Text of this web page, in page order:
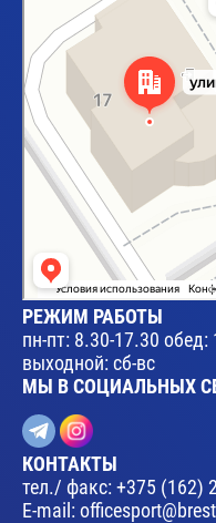
РЕЖИМ РАБОТЫ
пн-пт: 8.30-17.30 обед:
выходной: сб-вс
МЫ В СОЦИАЛЬНЫХ
КОНТАКТЫ
тел./ факс:+375 (162)
E-mail: